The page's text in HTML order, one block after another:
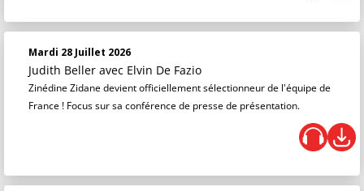
Mardi 28 Juillet 2026
Judith Beller avec Elvin De Fazio
Zinédine Zidane devient officiellement sélectionneur de l'équipe de
France ! Focus sur sa conférence de presse de présentation.